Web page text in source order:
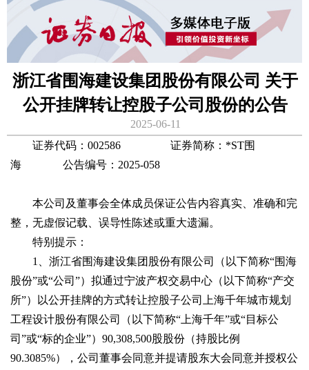
浙江省围海建设集团股份有限公司 关于
公开挂牌转让控股子公司股份的公告
2025-06-11
证券代码：002586 证券简称：*ST围
海 公告编号：2025-058
本公司及董事会全体成员保证公告内容真实、准确和完
整，无虚假记载、误导性陈述或重大遗漏。
特别提示：
1、浙江省围海建设集团股份有限公司（以下简称“围海
股份”或“公司”）拟通过宁波产权交易中心（以下简称“产交
所”）以公开挂牌的方式转让控股子公司上海千年城市规划
工程设计股份有限公司（以下简称“上海千年”或“目标公
司”或“标的企业”）90,308,500股股份（持股比例
90.3085%），公司董事会同意并提请股东大会同意并授权公